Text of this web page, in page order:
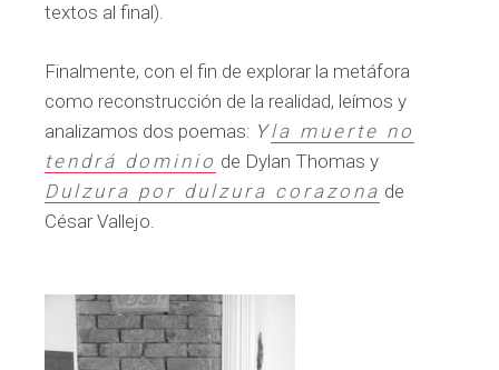
textos al final).
Finalmente, con el fin de explorar la metáfora
como reconstrucción de la realidad, leímos y
analizamos dos poemas: Yla muerte no
tendrá dominio de Dylan Thomas y
Dulzura por dulzura corazona de
César Vallejo.